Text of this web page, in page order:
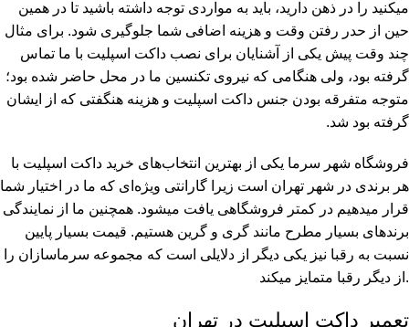
میکنید را در ذهن دارید، باید به مواردی توجه داشته باشید تا در همین
حین از حدر رفتن وقت و هزینه اضافی شما جلوگیری شود. برای مثال
چند وقت پیش یکی از آشنایان برای نصب داکت اسپلیت با ما تماس
گرفته بود، ولی هنگامی که نیروی تکنسین ما در محل حاضر شده بود؛
متوجه متفرقه بودن جنس داکت اسپلیت و هزینه هنگفتی که از ایشان
گرفته بود شد.
فروشگاه شهر سرما یکی از بهترین انتخاب‌های خرید داکت اسپلیت با
هر برندی در شهر تهران است زیرا گارانتی ویژه‌ای که ما در اختیار شما
قرار میدهیم در کمتر فروشگاهی یافت میشود. همچنین ما از نمایندگی
برند‌های بسیار مطرح مانند گری و گرین هستیم. قیمت بسیار پایین
نسبت به رقبا نیز یکی دیگر از دلایلی است که مجموعه سرماسازان را
از دیگر رقبا متمایز میکند.
تعمیر داکت اسپلیت در تهران